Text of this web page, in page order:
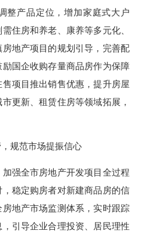
产品定位，增加家庭式大户
住房和养老、康养等多元化、
地产项目的规划引导，完善配
国企收购存量商品房作为保障
项目推出销售优惠，提升房屋
更新、租赁住房等领域拓展，
规范市场提振信心
强全市房地产开发项目全过程
稳定购房者对新建商品房的信
地产市场监测体系，实时跟踪
引导企业合理投资、居民理性